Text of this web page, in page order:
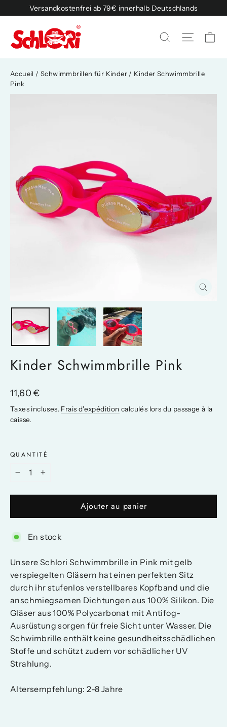
au
contenu
Versandkostenfrei ab 79€ innerhalb Deutschlands
Rechercher
Accueil / Schwimmbrillen für Kinder / Kinder Schwimmbrille
Pink
Kinder Schwimmbrille Pink
Prix
régulier
11,60 €
Taxes incluses. Frais d'expédition calculés lors du passage à la
caisse.
QUANTITÉ
Ajouter au panier
En stock
Unsere Schlori Schwimmbrille in Pink mit gelb
verspiegelten Gläsern hat einen perfekten Sitz
durch ihr stufenlos verstellbares Kopfband und die
anschmiegsamen Dichtungen aus 100% Silikon. Die
Gläser aus 100% Polycarbonat mit Antifog-
Ausrüstung sorgen für freie Sicht unter Wasser. Die
Schwimbrille enthält keine gesundheitsschädlichen
Stoffe und schützt zudem vor schädlicher UV
Strahlung.
Altersempfehlung: 2-8 Jahre